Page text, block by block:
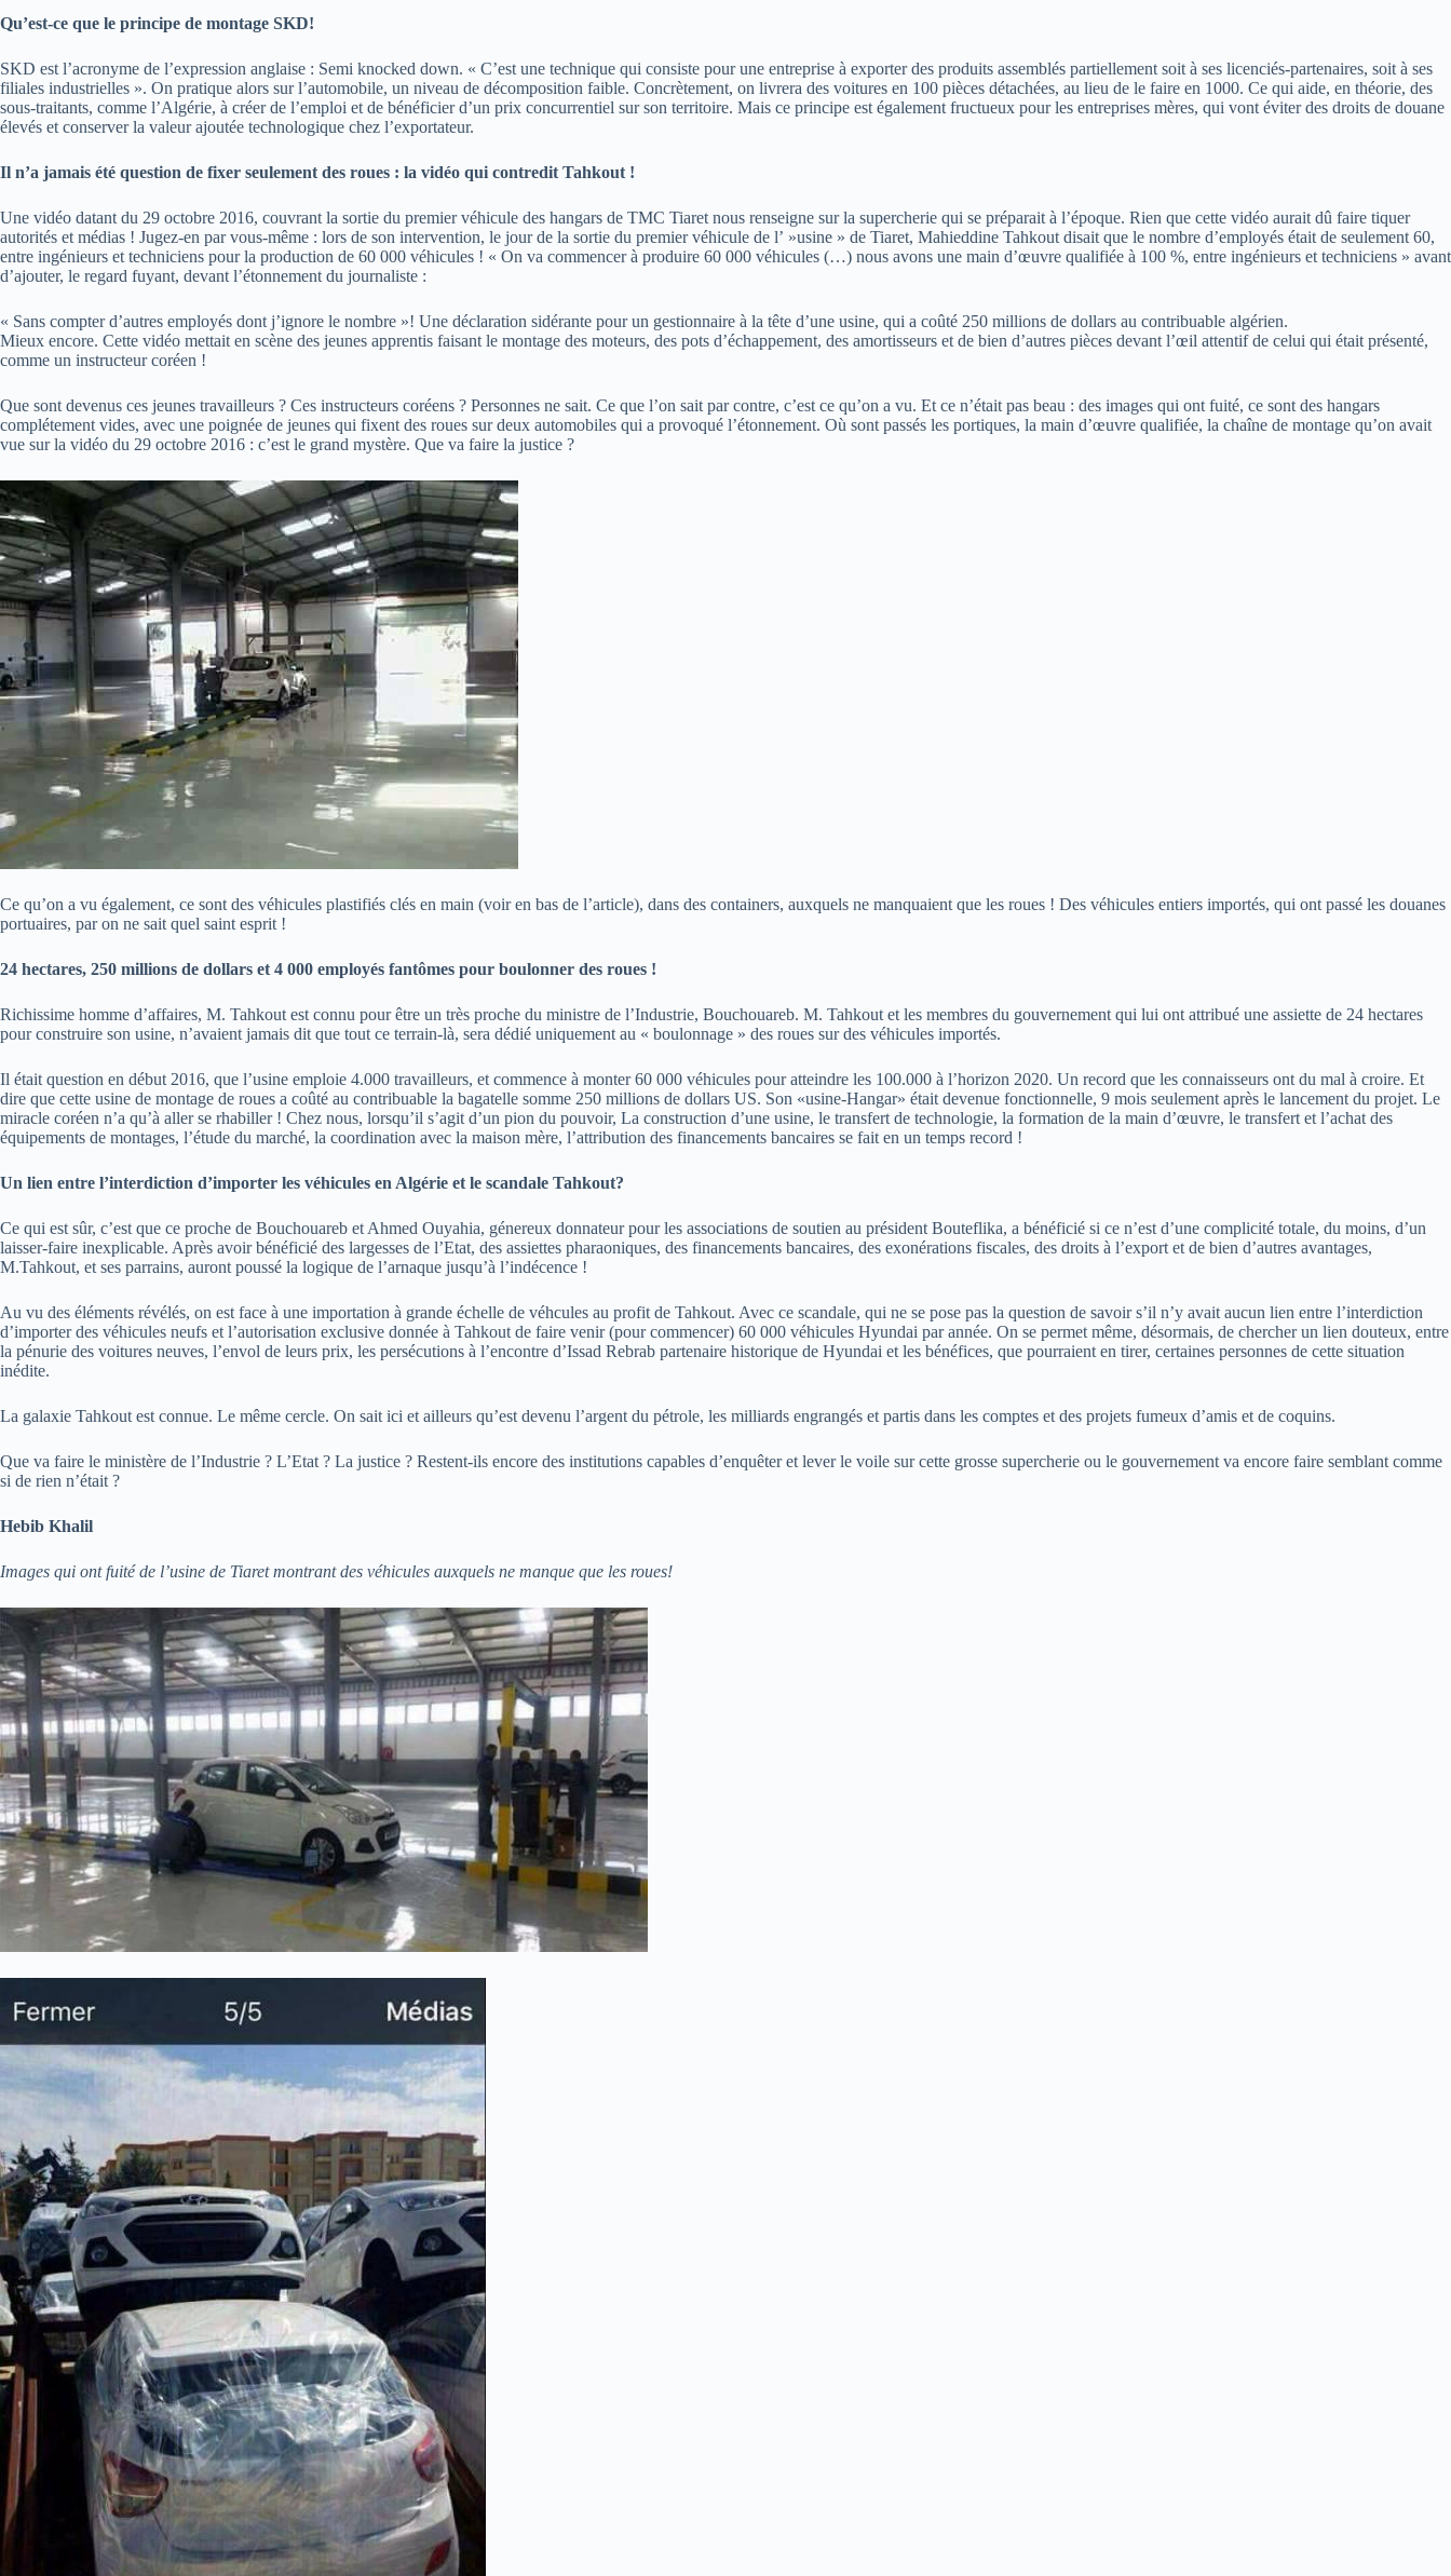
Qu’est-ce que le principe de montage SKD!
SKD est l’acronyme de l’expression anglaise : Semi knocked down. « C’est une technique qui consiste pour une entreprise à exporter des produits assemblés partiellement soit à ses licenciés-partenaires, soit à ses
filiales industrielles ». On pratique alors sur l’automobile, un niveau de décomposition faible. Concrètement, on livrera des voitures en 100 pièces détachées, au lieu de le faire en 1000. Ce qui aide, en théorie, des
sous-traitants, comme l’Algérie, à créer de l’emploi et de bénéficier d’un prix concurrentiel sur son territoire. Mais ce principe est également fructueux pour les entreprises mères, qui vont éviter des droits de douane
élevés et conserver la valeur ajoutée technologique chez l’exportateur.
Il n’a jamais été question de fixer seulement des roues : la vidéo qui contredit Tahkout !
Une vidéo datant du 29 octobre 2016, couvrant la sortie du premier véhicule des hangars de TMC Tiaret nous renseigne sur la supercherie qui se préparait à l’époque. Rien que cette vidéo aurait dû faire tiquer
autorités et médias ! Jugez-en par vous-même : lors de son intervention, le jour de la sortie du premier véhicule de l’ »usine » de Tiaret, Mahieddine Tahkout disait que le nombre d’employés était de seulement 60,
entre ingénieurs et techniciens pour la production de 60 000 véhicules ! « On va commencer à produire 60 000 véhicules (…) nous avons une main d’œuvre qualifiée à 100 %, entre ingénieurs et techniciens » avant
d’ajouter, le regard fuyant, devant l’étonnement du journaliste :
« Sans compter d’autres employés dont j’ignore le nombre »! Une déclaration sidérante pour un gestionnaire à la tête d’une usine, qui a coûté 250 millions de dollars au contribuable algérien.
Mieux encore. Cette vidéo mettait en scène des jeunes apprentis faisant le montage des moteurs, des pots d’échappement, des amortisseurs et de bien d’autres pièces devant l’œil attentif de celui qui était présenté,
comme un instructeur coréen !
Que sont devenus ces jeunes travailleurs ? Ces instructeurs coréens ? Personnes ne sait. Ce que l’on sait par contre, c’est ce qu’on a vu. Et ce n’était pas beau : des images qui ont fuité, ce sont des hangars
complétement vides, avec une poignée de jeunes qui fixent des roues sur deux automobiles qui a provoqué l’étonnement. Où sont passés les portiques, la main d’œuvre qualifiée, la chaîne de montage qu’on avait
vue sur la vidéo du 29 octobre 2016 : c’est le grand mystère. Que va faire la justice ?
Ce qu’on a vu également, ce sont des véhicules plastifiés clés en main (voir en bas de l’article), dans des containers, auxquels ne manquaient que les roues ! Des véhicules entiers importés, qui ont passé les douanes
portuaires, par on ne sait quel saint esprit !
24 hectares, 250 millions de dollars et 4 000 employés fantômes pour boulonner des roues !
Richissime homme d’affaires, M. Tahkout est connu pour être un très proche du ministre de l’Industrie, Bouchouareb. M. Tahkout et les membres du gouvernement qui lui ont attribué une assiette de 24 hectares
pour construire son usine, n’avaient jamais dit que tout ce terrain-là, sera dédié uniquement au « boulonnage » des roues sur des véhicules importés.
Il était question en début 2016, que l’usine emploie 4.000 travailleurs, et commence à monter 60 000 véhicules pour atteindre les 100.000 à l’horizon 2020. Un record que les connaisseurs ont du mal à croire. Et
dire que cette usine de montage de roues a coûté au contribuable la bagatelle somme 250 millions de dollars US. Son «usine-Hangar» était devenue fonctionnelle, 9 mois seulement après le lancement du projet. Le
miracle coréen n’a qu’à aller se rhabiller ! Chez nous, lorsqu’il s’agit d’un pion du pouvoir, La construction d’une usine, le transfert de technologie, la formation de la main d’œuvre, le transfert et l’achat des
équipements de montages, l’étude du marché, la coordination avec la maison mère, l’attribution des financements bancaires se fait en un temps record !
Un lien entre l’interdiction d’importer les véhicules en Algérie et le scandale Tahkout?
Ce qui est sûr, c’est que ce proche de Bouchouareb et Ahmed Ouyahia, génereux donnateur pour les associations de soutien au président Bouteflika, a bénéficié si ce n’est d’une complicité totale, du moins, d’un
laisser-faire inexplicable. Après avoir bénéficié des largesses de l’Etat, des assiettes pharaoniques, des financements bancaires, des exonérations fiscales, des droits à l’export et de bien d’autres avantages,
M.Tahkout, et ses parrains, auront poussé la logique de l’arnaque jusqu’à l’indécence !
Au vu des éléments révélés, on est face à une importation à grande échelle de véhcules au profit de Tahkout. Avec ce scandale, qui ne se pose pas la question de savoir s’il n’y avait aucun lien entre l’interdiction
d’importer des véhicules neufs et l’autorisation exclusive donnée à Tahkout de faire venir (pour commencer) 60 000 véhicules Hyundai par année. On se permet même, désormais, de chercher un lien douteux, entre
la pénurie des voitures neuves, l’envol de leurs prix, les persécutions à l’encontre d’Issad Rebrab partenaire historique de Hyundai et les bénéfices, que pourraient en tirer, certaines personnes de cette situation
inédite.
La galaxie Tahkout est connue. Le même cercle. On sait ici et ailleurs qu’est devenu l’argent du pétrole, les milliards engrangés et partis dans les comptes et des projets fumeux d’amis et de coquins.
Que va faire le ministère de l’Industrie ? L’Etat ? La justice ? Restent-ils encore des institutions capables d’enquêter et lever le voile sur cette grosse supercherie ou le gouvernement va encore faire semblant comme
si de rien n’était ?
Hebib Khalil
Images qui ont fuité de l’usine de Tiaret montrant des véhicules auxquels ne manque que les roues!